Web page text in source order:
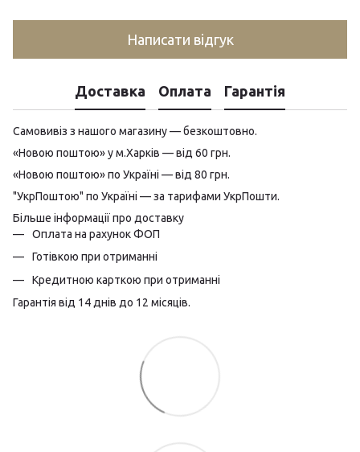
Написати відгук
Доставка Оплата Гарантія
Самовивіз з нашого магазину — безкоштовно.
«Новою поштою» у м.Харків — від 60 грн.
«Новою поштою» по Україні — від 80 грн.
"УкрПоштою" по Україні — за тарифами УкрПошти.
Більше інформації про доставку
Оплата на рахунок ФОП
Готівкою при отриманні
Кредитною карткою при отриманні
Гарантія від 14 днів до 12 місяців.